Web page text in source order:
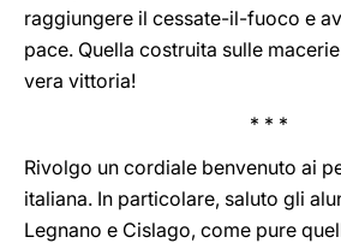
raggiungere il cessate-il-fuoco e
pace. Quella costruita sulle
vera vittoria!
* * *
Rivolgo un cordiale benvenuto ai
italiana. In particolare, saluto gli
Legnano e Cislago, come pure